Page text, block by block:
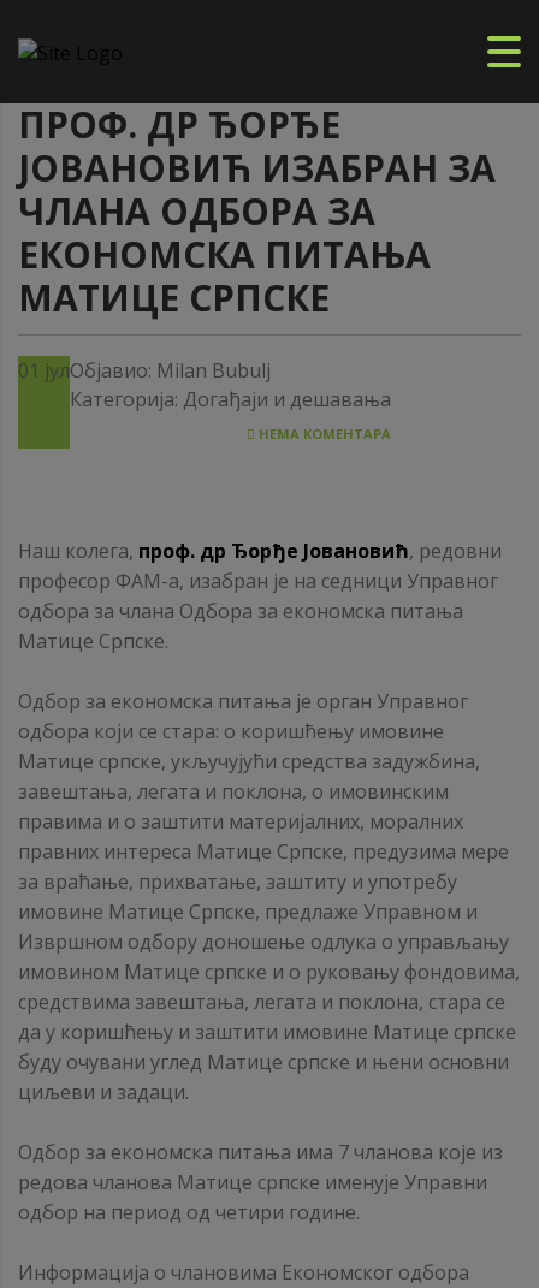
ПРОФ. ДР ЂОРЂЕ
ЈОВАНОВИЋ ИЗАБРАН ЗА
ЧЛАНА ОДБОРА ЗА
ЕКОНОМСКА ПИТАЊА
МАТИЦЕ СРПСКЕ
01 јулОбјавио: Milan Bubulj
Категорија: Догађаји и дешавања
НЕМА КОМЕНТАРА
Наш колега, проф. др Ђорђе Јовановић, редовни
професор ФАМ-а, изабран је на седници Управног
одбора за члана Одбора за економска питања
Матице Српске.
Одбор за економска питања је орган Управног
одбора који се стара: о коришћењу имовине
Матице српске, укључујући средства задужбина,
завештања, легата и поклона, о имовинским
правима и о заштити материјалних, моралних
правних интереса Матице Српске, предузима мере
за враћање, прихватање, заштиту и употребу
имовине Матице Српске, предлаже Управном и
Извршном одбору доношење одлука о управљању
имовином Матице српске и о руковању фондовима,
средствима завештања, легата и поклона, стара се
да у коришћењу и заштити имовине Матице српске
буду очувани углед Матице српске и њени основни
циљеви и задаци.
Одбор за економска питања има 7 чланова које из
редова чланова Матице српске именује Управни
одбор на период од четири године.
Информација о члановима Економског одбора